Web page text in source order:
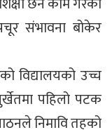
संभावना बोकेर
विद्यालयको उच्च
पहिलो पटक
निमावि तहको